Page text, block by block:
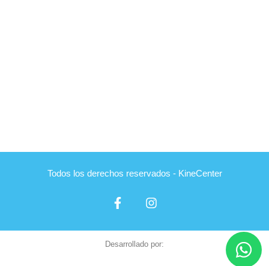
Todos los derechos reservados - KineCenter
Desarrollado por: